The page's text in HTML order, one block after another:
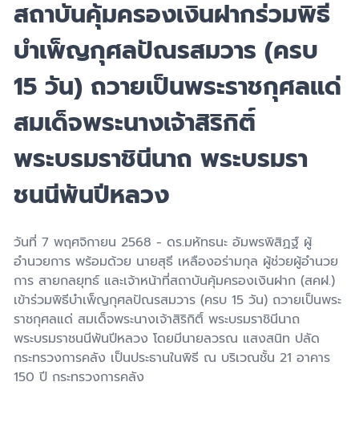
สถาบันคุ้มครองเงินฝากร่วมพิธี
บำเพ็ญกุศลปัณรสมวาร (ครบ
15 วัน) ถวายเป็นพระราชกุศลแด่
สมเด็จพระนางเจ้าสิริกิติ์
พระบรมราชินีนาถ พระบรมรา
ชนนีพันปีหลวง
วันที่ 7 พฤศจิกายน 2568 - ดร.มหัทธนะ อัมพรพิสิฏฐ์ ผู้
อำนวยการ พร้อมด้วย นายสุธี เหลืองอร่ามกุล ผู้ช่วยผู้อำนวย
การ สายกลยุทธ์ และเจ้าหน้าที่สถาบันคุ้มครองเงินฝาก (สคฝ.)
เข้าร่วมพิธีบำเพ็ญกุศลปัณรสมวาร (ครบ 15 วัน) ถวายเป็นพระ
ราชกุศลแด่ สมเด็จพระนางเจ้าสิริกิติ์ พระบรมราชินีนาถ
พระบรมราชนนีพันปีหลวง โดยมีนายลวรณ แสงสนิท ปลัด
กระทรวงการคลัง เป็นประธานในพิธี ณ บริเวณชั้น 21 อาคาร
150 ปี กระทรวงการคลัง